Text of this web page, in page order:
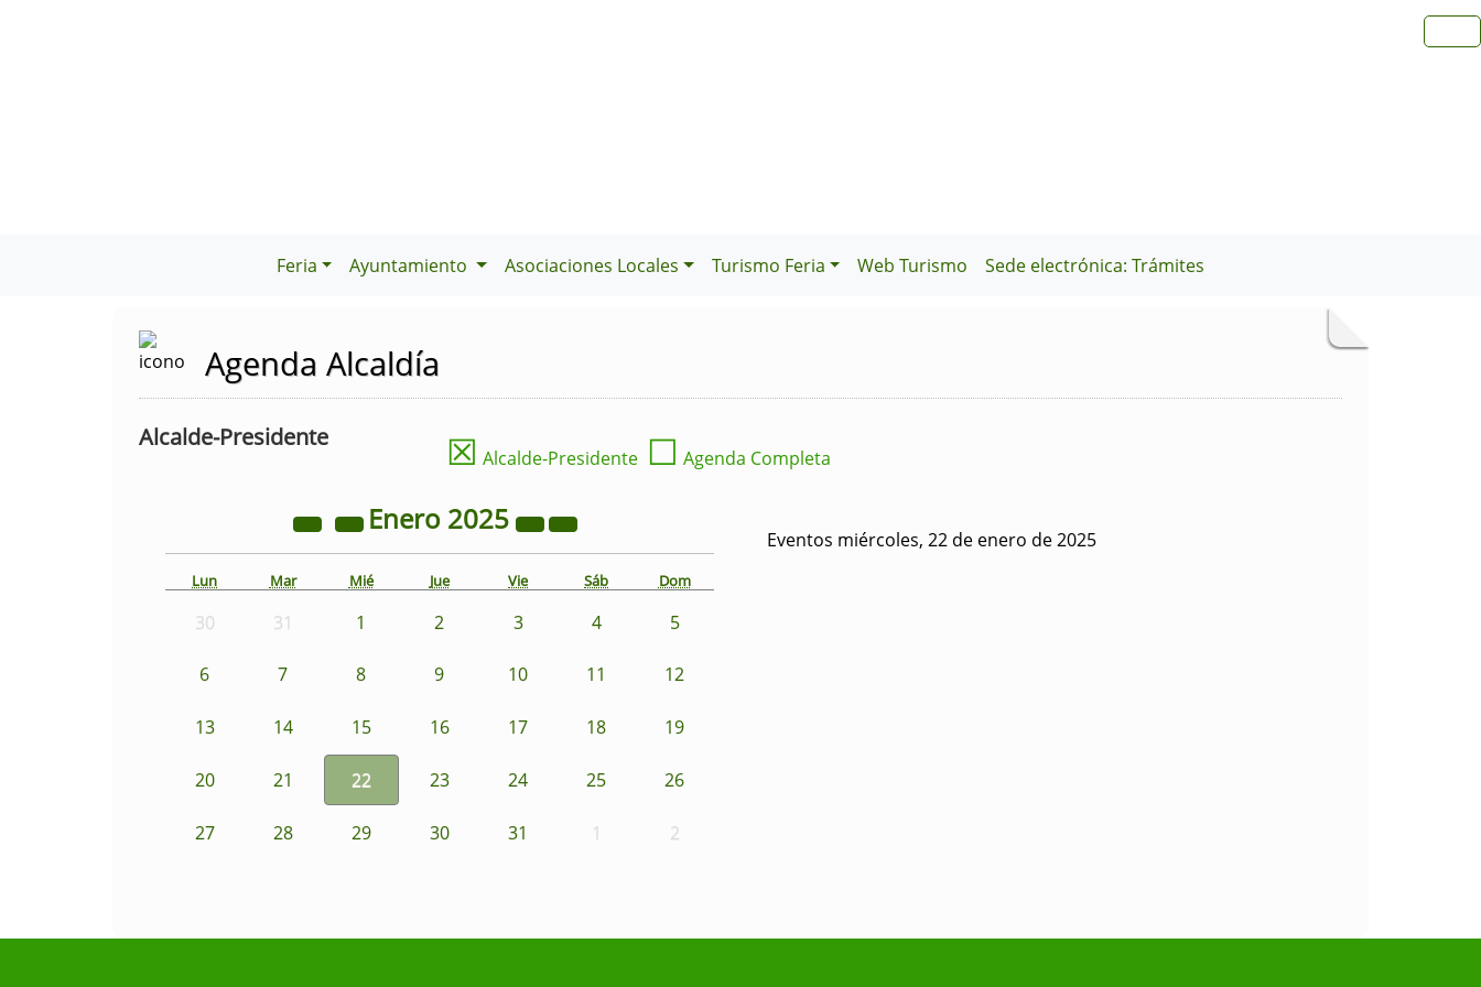
Feria Ayuntamiento Asociaciones Locales Turismo Feria Web Turismo Sede electrónica: Trámites
Agenda Alcaldía
Alcalde-Presidente ☒ Alcalde-Presidente ☐ Agenda Completa
Enero 2025
Lun Mar Mié Jue Vie Sáb Dom
30 31 1 2 3 4 5
6 7 8 9 10 11 12
13 14 15 16 17 18 19
20 21 22 23 24 25 26
27 28 29 30 31 1 2
Eventos miércoles, 22 de enero de 2025